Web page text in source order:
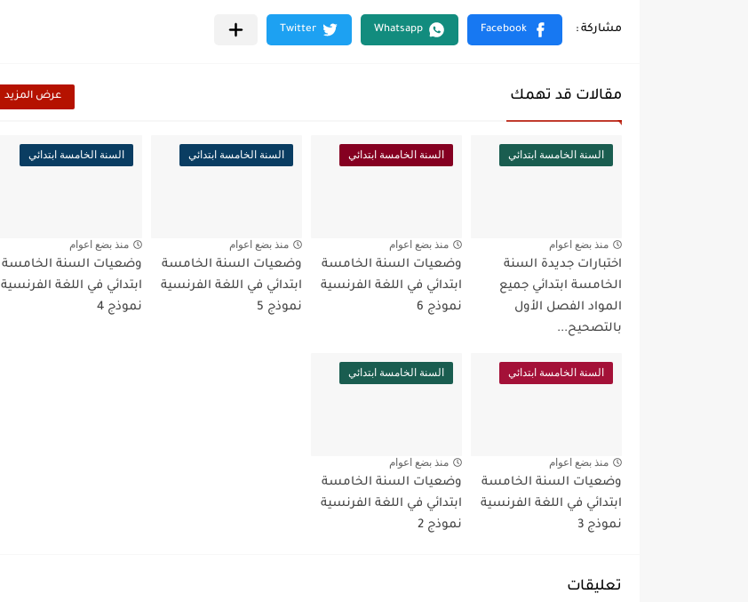
مقالات قد تهمك عرض المزيد
السنة الخامسة ابتدائي
منذ بضع اعوام
اختبارات جديدة السنة
الخامسة ابتدائي جميع
المواد الفصل الأول
بالتصحيح...
السنة الخامسة ابتدائي
منذ بضع اعوام
وضعيات السنة الخامسة
ابتدائي في اللغة الفرنسية
نموذج 6
السنة الخامسة ابتدائي
منذ بضع اعوام
وضعيات السنة الخامسة
ابتدائي في اللغة الفرنسية
نموذج 5
السنة الخامسة ابتدائي
منذ بضع اعوام
وضعيات السنة الخامسة
ابتدائي في اللغة الفرنسية
نموذج 4
السنة الخامسة ابتدائي
منذ بضع اعوام
وضعيات السنة الخامسة
ابتدائي في اللغة الفرنسية
نموذج 3
السنة الخامسة ابتدائي
منذ بضع اعوام
وضعيات السنة الخامسة
ابتدائي في اللغة الفرنسية
نموذج 2
تعليقات